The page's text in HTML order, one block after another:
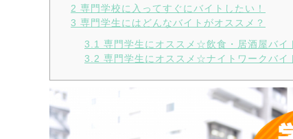
2 専門学校に入ってすぐにバイトしたい！
3 専門学生にはどんなバイトがオススメ？
3.1 専門学生にオススメ☆飲食・居酒屋バイ
3.2 専門学生にオススメ☆ナイトワークバイ